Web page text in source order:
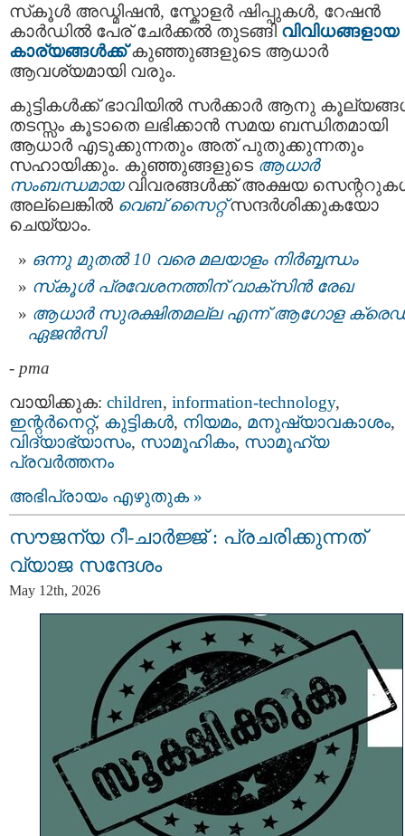
സ്‌കൂൾ അഡ്മിഷൻ, സ്കോളര്‍ ഷിപ്പുകള്‍, റേഷന്‍
കാര്‍ഡില്‍ പേര് ചേര്‍ക്കല്‍ തുടങ്ങി വിവിധങ്ങളായ
കാര്യങ്ങൾക്ക്കുഞ്ഞുങ്ങളുടെ ആധാർ
ആവശ്യമായി വരും.
കുട്ടികള്‍ക്ക് ഭാവിയില്‍ സര്‍ക്കാര്‍ ആനു
തടസ്സം കൂടാതെ ലഭിക്കാൻ സമയ ബന്ധിതമായി
ആധാര്‍ എടുക്കുന്നതും അത് പുതുക്കുന്നതും
സഹായിക്കും. കുഞ്ഞുങ്ങളുടെ ആധാർ
സംബന്ധമായ വിവരങ്ങൾക്ക് അക്ഷയ
അല്ലെങ്കിൽ വെബ് സൈറ്റ്സന്ദർശിക്കുകയോ
ചെയ്യാം.
ഒന്നു മുതല്‍ 10 വരെ മലയാളം നിര്‍ബ്ബന്ധം
സ്‌കൂള്‍ പ്രവേശനത്തിന് വാക്‌സിന്‍ രേഖ
ആധാര്‍ സുരക്ഷിതമല്ല എന്ന് ആഗോള
ഏജന്‍സി
- pma
വായിക്കുക: children, information-technology,
ഇന്റര്‍നെറ്റ്‌, കുട്ടികള്‍, നിയമം, മനുഷ്യാവകാശം,
വിദ്യാഭ്യാസം, സാമൂഹികം, സാമൂഹ്യ
പ്രവര്‍ത്തനം
അഭിപ്രായം എഴുതുക »
സൗജന്യ റീ-ചാർജ്ജ് : പ്രചരിക്കുന്നത്
വ്യാജ സന്ദേശം
May 12th, 2026